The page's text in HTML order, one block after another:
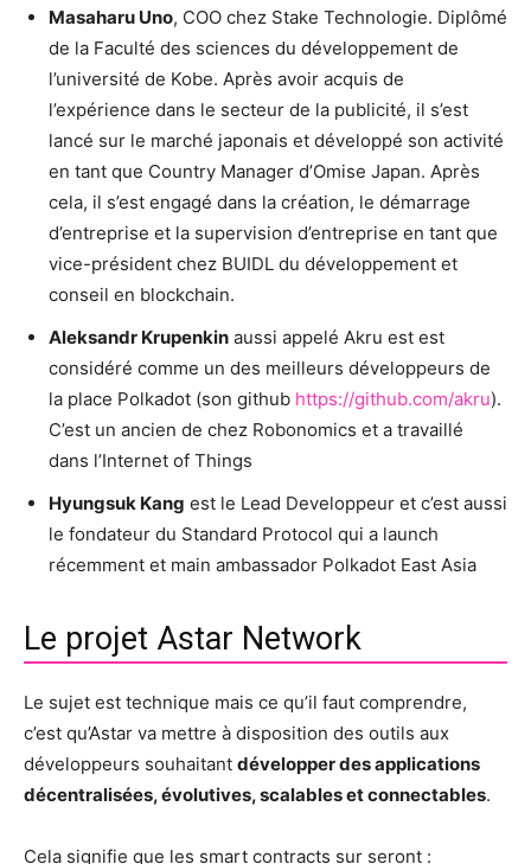
Masaharu Uno, COO chez Stake Technologie. Diplômé
de la Faculté des sciences du développement de
l’université de Kobe. Après avoir acquis de
l’expérience dans le secteur de la publicité, il s’est
lancé sur le marché japonais et développé son activité
en tant que Country Manager d’Omise Japan. Après
cela, il s’est engagé dans la création, le démarrage
d’entreprise et la supervision d’entreprise en tant que
vice-président chez BUIDL du développement et
conseil en blockchain.
Aleksandr Krupenkin aussi appelé Akru est est
considéré comme un des meilleurs développeurs de
la place Polkadot (son github https://github.com/akru).
C’est un ancien de chez Robonomics et a travaillé
dans l’Internet of Things
Hyungsuk Kang est le Lead Developpeur et c’est aussi
le fondateur du Standard Protocol qui a launch
récemment et main ambassador Polkadot East Asia
Le projet Astar Network
Le sujet est technique mais ce qu’il faut comprendre,
c’est qu’Astar va mettre à disposition des outils aux
développeurs souhaitant développer des applications
décentralisées, évolutives, scalables et connectables.
Cela signifie que les smart contracts sur seront :